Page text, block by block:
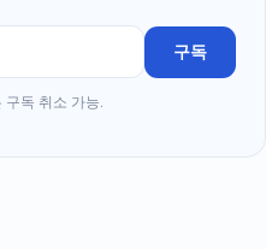
구독
구독 취소 가능.